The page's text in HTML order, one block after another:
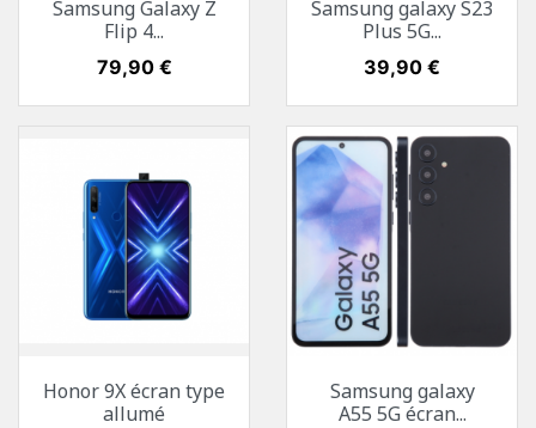
Samsung Galaxy Z
Flip 4...
Prix
79,90 €
Samsung galaxy S23
Plus 5G...
Prix
39,90 €
Honor 9X écran type
allumé
Samsung galaxy
A55 5G écran...